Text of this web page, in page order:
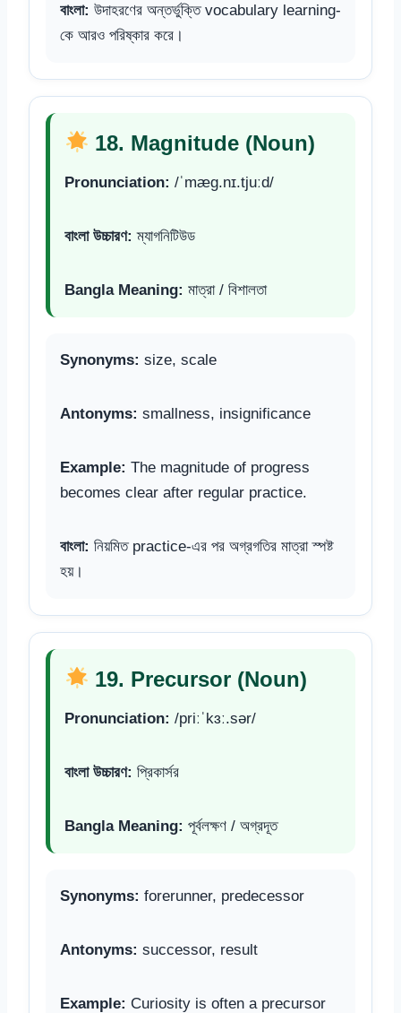
বাংলা: উদাহরণের অন্তর্ভুক্তি vocabulary learning-
কে আরও পরিষ্কার করে।
18. Magnitude (Noun)
Pronunciation: /ˈmæɡ.nɪ.tjuːd/
বাংলা উচ্চারণ: ম্যাগনিটিউড
Bangla Meaning: মাত্রা / বিশালতা
Synonyms: size, scale
Antonyms: smallness, insignificance
Example: The magnitude of progress
becomes clear after regular practice.
বাংলা: নিয়মিত practice-এর পর অগ্রগতির মাত্রা স্পষ্ট
হয়।
19. Precursor (Noun)
Pronunciation: /priːˈkɜː.sər/
বাংলা উচ্চারণ: প্রিকার্সর
Bangla Meaning: পূর্বলক্ষণ / অগ্রদূত
Synonyms: forerunner, predecessor
Antonyms: successor, result
Example: Curiosity is often a precursor